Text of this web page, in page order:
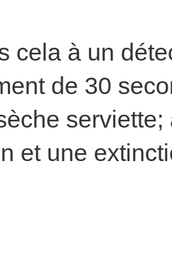
cela à un
de 30
et une